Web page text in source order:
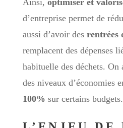
Ainsi, optimiser et
d’entreprise permet de
aussi d’avoir des rentrées
remplacent des dépenses
habituelle des déchets.
des niveaux d’économies
100% sur certains budgets.